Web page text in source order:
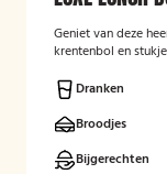
Geniet van deze
krentenbol en
Dranken
Broodjes
Bijgerechten